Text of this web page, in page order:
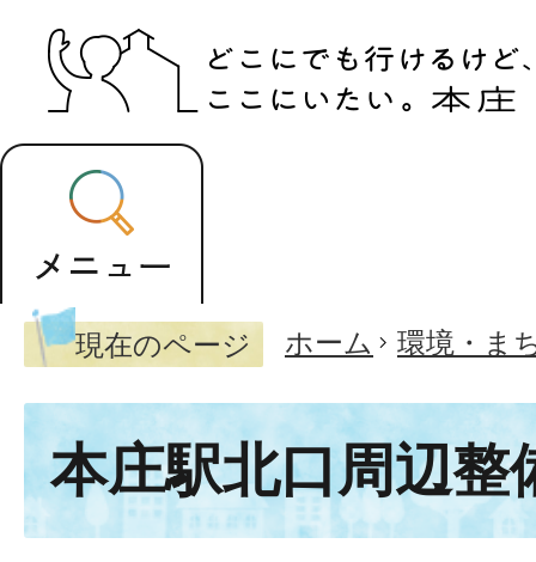
現在のページ ホーム 環境・ま
本庄駅北口周辺整